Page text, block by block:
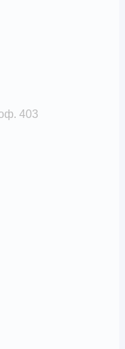
403